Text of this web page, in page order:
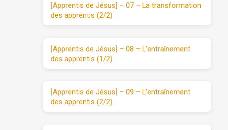
[Apprentis de Jésus] – 07 – La transformation
des apprentis (2/2)
[Apprentis de Jésus] – 08 – L’entraînement
des apprentis (1/2)
[Apprentis de Jésus] – 09 – L’entraînement
des apprentis (2/2)